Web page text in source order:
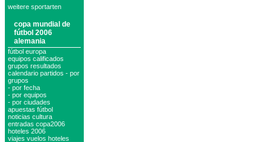
weitere sportarten
copa mundial de
fútbol 2006
alemania
fútbol europa
equipos calificados
grupos resultados
calendario partidos - por
grupos
- por fecha
- por equipos
- por ciudades
apuestas fútbol
noticias cultura
entradas copa2006
hoteles 2006
viajes vuelos hoteles